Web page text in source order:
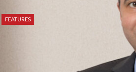
FEATURES
FEATURES
FEATURES
FEATURES
FEATURES